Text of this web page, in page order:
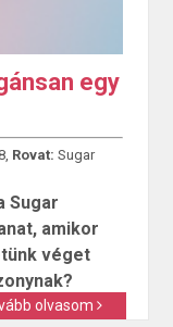
egy
Rovat: Sugar
Sugar
amikor
véget
olvasom